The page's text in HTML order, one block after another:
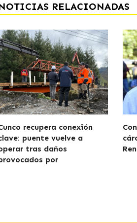
RELACIONADAS
recupera conexión
puente vuelve a
tras daños
por